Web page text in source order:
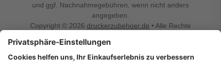
und ggf. Nachnahmegebühren, wenn nicht anders
angegeben.
Copyright © 2026 druckerzubehoer.de • Alle Rechte
Vertrag widerrufen
Druckerzubehoer.de – preiswerte Qualität für Ihr Office